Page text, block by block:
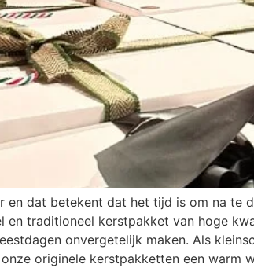
en dat betekent dat het tijd is om na te
en traditioneel kerstpakket van hoge
onvergetelijk maken. Als
originele kerstpakketten een warm